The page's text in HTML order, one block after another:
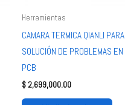
Herramientas
CAMARA TERMICA QIANLI PARA
SOLUCIÓN DE PROBLEMAS EN
PCB
$2,699,000.00